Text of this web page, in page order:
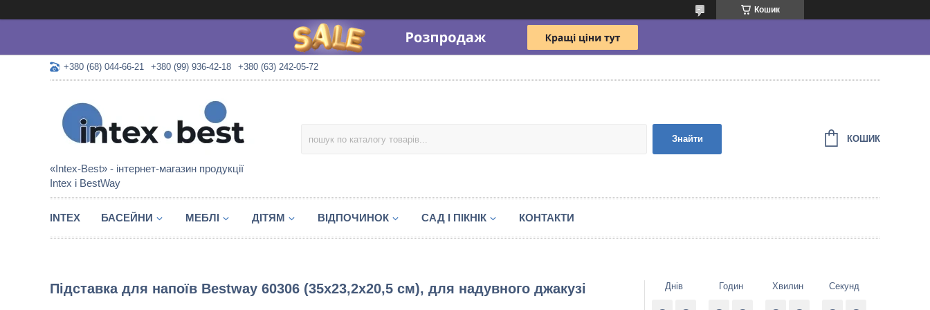
Кошик
+380 (68) 044-66-21 +380 (99) 936-42-18 +380 (63) 242-05-72
«Intex-Best» - інтернет-магазин продукції
Intex і BestWay
Знайти КОШИК
INTEX БАСЕЙНИ МЕБЛІ ДІТЯМ ВІДПОЧИНОК САД І ПІКНІК КОНТАКТИ
Підставка для напоїв Bestway 60306 (35x23,2x20,5 см), для надувного джакузі Днів Годин Хвилин Секунд